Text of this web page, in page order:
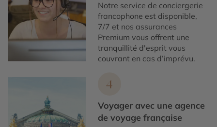
Notre service de conciergerie
francophone est disponible,
7/7 et nos assurances
Premium vous offrent une
tranquillité d'esprit vous
couvrant en cas d’imprévu.
4
Voyager avec une agence
de voyage française